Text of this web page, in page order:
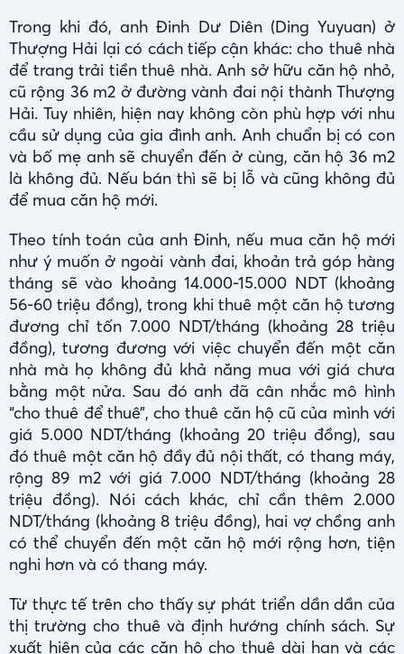
Trong khi đó, anh Đinh Dư Diên (Ding Yuyuan) ở
Thượng Hải lại có cách tiếp cận khác: cho thuê nhà
để trang trải tiền thuê nhà. Anh sở hữu căn hộ nhỏ,
cũ rộng 36 m2 ở đường vành đai nội thành Thượng
Hải. Tuy nhiên, hiện nay không còn phù hợp với nhu
cầu sử dụng của gia đình anh. Anh chuẩn bị có con
và bố mẹ anh sẽ chuyển đến ở cùng, căn hộ 36 m2
là không đủ. Nếu bán thì sẽ bị lỗ và cũng không đủ
để mua căn hộ mới.
Theo tính toán của anh Đinh, nếu mua căn hộ mới
như ý muốn ở ngoài vành đai, khoản trả góp hàng
tháng sẽ vào khoảng 14.000-15.000 NDT (khoảng
56-60 triệu đồng), trong khi thuê một căn hộ tương
đương chỉ tốn 7.000 NDT/tháng (khoảng 28 triệu
đồng), tương đương với việc chuyển đến một căn
nhà mà họ không đủ khả năng mua với giá chưa
bằng một nửa. Sau đó anh đã cân nhắc mô hình
“cho thuê để thuê”, cho thuê căn hộ cũ của mình với
giá 5.000 NDT/tháng (khoảng 20 triệu đồng), sau
đó thuê một căn hộ đầy đủ nội thất, có thang máy,
rộng 89 m2 với giá 7.000 NDT/tháng (khoảng 28
triệu đồng). Nói cách khác, chỉ cần thêm 2.000
NDT/tháng (khoảng 8 triệu đồng), hai vợ chồng anh
có thể chuyển đến một căn hộ mới rộng hơn, tiện
nghi hơn và có thang máy.
Từ thực tế trên cho thấy sự phát triển dần dần của
thị trường cho thuê và định hướng chính sách. Sự
xuất hiện của các căn hộ cho thuê dài hạn và các